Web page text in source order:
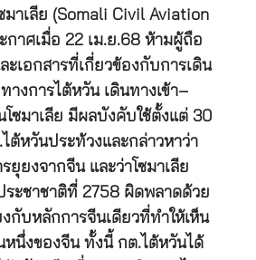
มาเลีย (Somali Civil Aviation
าศเมื่อ 22 เม.ย.68 ห้ามผู้ถือ
ะเอกสารที่เกี่ยวข้องกับการเดิน
างการไต้หวัน เดินทางเข้า–
ซมาเลีย มีผลบังคับใช้ตั้งแต่ 30
ต้หวันประท้วงและกล่าวหาว่า
ยุยงจากจีน และว่าโซมาเลีย
ะชาชาติที่ 2758 ผิดพลาดด้วย
งกับหลักการจีนเดียวที่ทำให้เห็น
หนึ่งของจีน ทั้งนี้ กต.ไต้หวันได้